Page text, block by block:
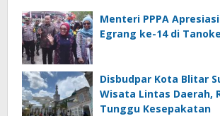
Menteri PPPA
Egrang ke-14 di
Disbudpar Kota Blitar
Wisata Lintas Daerah,
Tunggu Kesepakatan